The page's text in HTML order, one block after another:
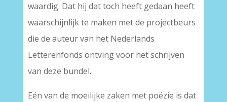
waardig. Dat hij dat toch heeft gedaan heeft
waarschijnlijk te maken met de projectbeurs
die de auteur van het Nederlands
Letterenfonds ontving voor het schrijven
van deze bundel.
Eén van de moeilijke zaken met poëzie is dat